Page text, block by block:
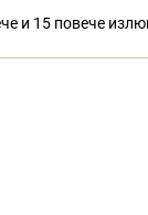
и 15 повече